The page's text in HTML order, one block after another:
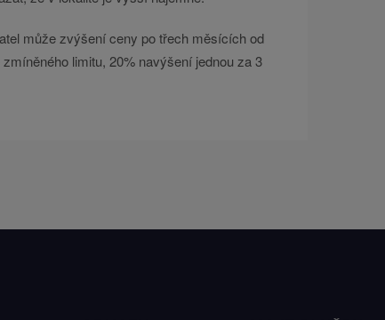
může zvýšení ceny po třech měsících od
limitu, 20% navýšení jednou za 3